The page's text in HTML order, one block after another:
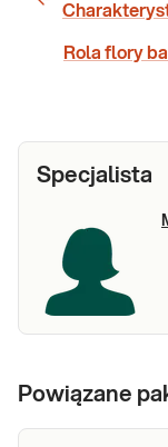
Rola flory
Specjalista
Powiązane